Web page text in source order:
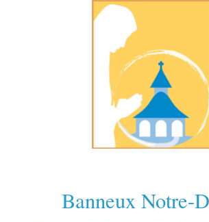
Banneux Notre-